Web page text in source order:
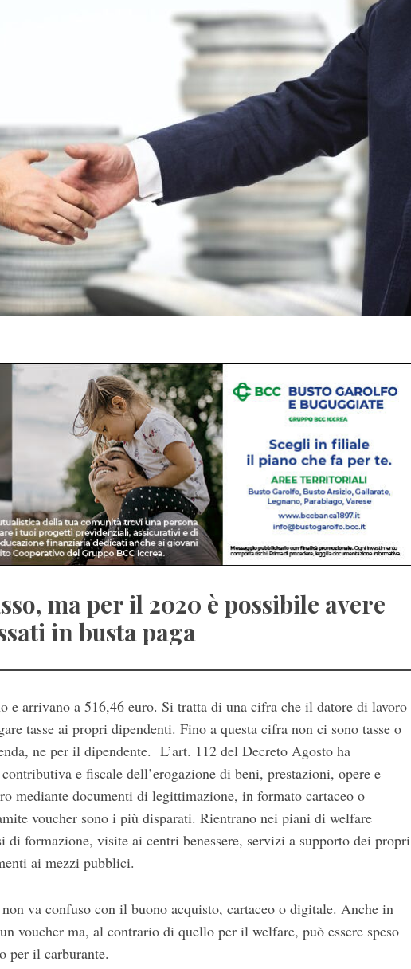
ma per il 2020 è possibile avere
in busta paga
e arrivano a 516,46 euro. Si tratta di una cifra che il datore di lavoro
tasse ai propri dipendenti. Fino a questa cifra non ci sono tasse o
ne per il dipendente. L’art. 112 del Decreto Agosto ha
e fiscale dell’erogazione di beni, prestazioni, opere e
mediante documenti di legittimazione, in formato cartaceo o
voucher sono i più disparati. Rientrano nei piani di welfare
di formazione, visite ai centri benessere, servizi a supporto dei propri
ai mezzi pubblici.
va confuso con il buono acquisto, cartaceo o digitale. Anche in
voucher ma, al contrario di quello per il welfare, può essere speso
per il carburante.